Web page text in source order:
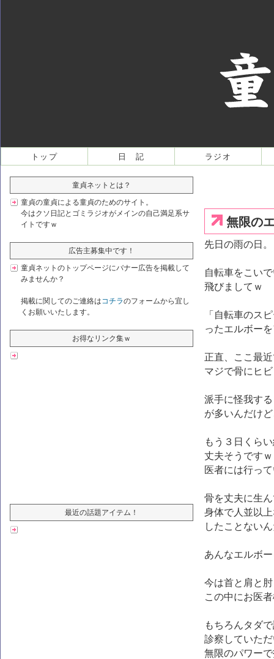
な
メ
ニ
トップ 日 記 ラジオ
童貞ネットとは？
童貞の童貞による童貞のためのサイト。
今はクソ日記とゴミラジオがメインの自己満足系サ
イトですｗ
広告主募集中です！
童貞ネットのトップページにバナー広告を掲載して
みませんか？
掲載に関してのご連絡はコチラのフォームから宜し
くお願いいたします。
お得なリンク集ｗ
最近の話題アイテム！
無限の
先日の雨の日。
自転車をこい
飛びましてｗ
「自転車のス
ったエルボー
正直、ここ最
マジで骨にヒ
派手に怪我す
が多いんだけ
もう３日くら
丈夫そうですｗ
医者には行っ
骨を丈夫に生
身体で人並以
したことない
あんなエルボ
今は首と肩と
この中にお医
もちろんタダ
診察していた
無限のパワー